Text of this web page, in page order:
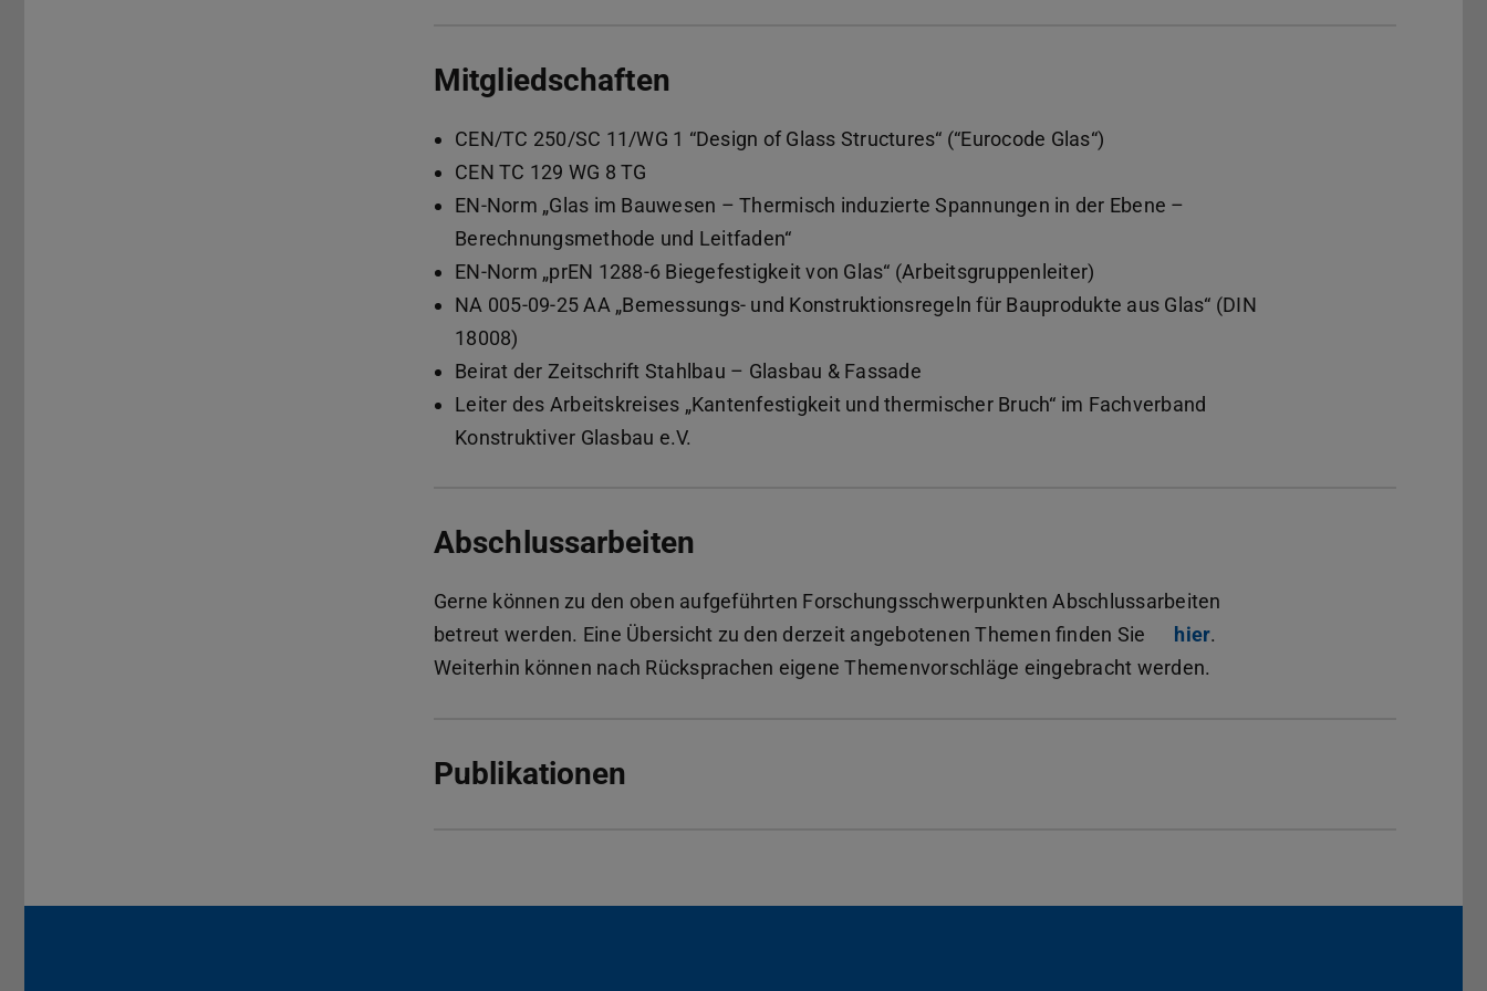
Mitgliedschaften
CEN/TC 250/SC 11/WG 1 “Design of Glass Structures“ (“Eurocode Glas“)
CEN TC 129 WG 8 TG
EN-Norm „Glas im Bauwesen – Thermisch induzierte Spannungen in der Ebene –
Berechnungsmethode und Leitfaden“
EN-Norm „prEN 1288-6 Biegefestigkeit von Glas“ (Arbeitsgruppenleiter)
NA 005-09-25 AA „Bemessungs- und Konstruktionsregeln für Bauprodukte aus Glas“ (DIN
18008)
Beirat der Zeitschrift Stahlbau – Glasbau & Fassade
Leiter des Arbeitskreises „Kantenfestigkeit und thermischer Bruch“ im Fachverband
Konstruktiver Glasbau e.V.
Abschlussarbeiten
Gerne können zu den oben aufgeführten Forschungsschwerpunkten Abschlussarbeiten
betreut werden. Eine Übersicht zu den derzeit angebotenen Themen finden Sie
hier.
Weiterhin können nach Rücksprachen eigene Themenvorschläge eingebracht werden.
Publikationen